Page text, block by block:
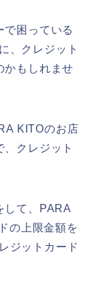
で困っている
、クレジット
かもしれませ
KITOのお店
クレジット
して、PARA
の上限金額を
ジットカード